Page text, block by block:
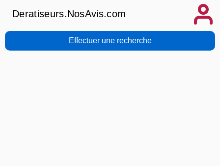
Deratiseurs.NosAvis.com
Effectuer une recherche